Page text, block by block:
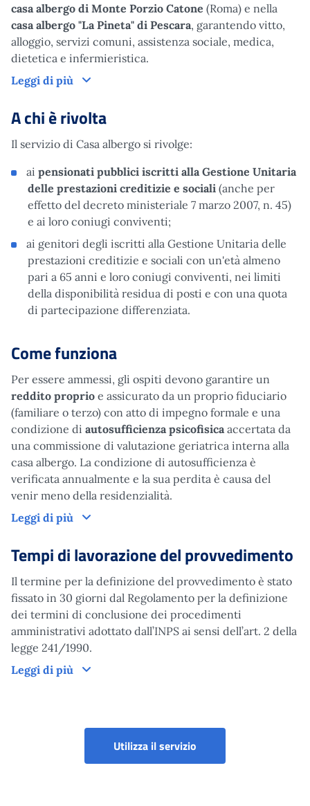
casa albergo di Monte Porzio Catone (Roma) e nella
casa albergo "La Pineta" di Pescara, garantendo vitto,
alloggio, servizi comuni, assistenza sociale, medica,
dietetica e infermieristica.
Leggi di più
Cos'è
A chi è rivolta
Il servizio di Casa albergo si rivolge:
ai pensionati pubblici iscritti alla Gestione Unitaria
delle prestazioni creditizie e sociali (anche per
effetto del decreto ministeriale 7 marzo 2007, n. 45)
e ai loro coniugi conviventi;
ai genitori degli iscritti alla Gestione Unitaria delle
prestazioni creditizie e sociali con un'età almeno
pari a 65 anni e loro coniugi conviventi, nei limiti
della disponibilità residua di posti e con una quota
di partecipazione differenziata.
Come funziona
Per essere ammessi, gli ospiti devono garantire un
reddito proprio e assicurato da un proprio fiduciario
(familiare o terzo) con atto di impegno formale e una
condizione di autosufficienza psicofisica accertata da
una commissione di valutazione geriatrica interna alla
casa albergo. La condizione di autosufficienza è
verificata annualmente e la sua perdita è causa del
venir meno della residenzialità.
Leggi di più
Come funziona
Tempi di lavorazione del provvedimento
Il termine per la definizione del provvedimento è stato
fissato in 30 giorni dal Regolamento per la definizione
dei termini di conclusione dei procedimenti
amministrativi adottato dall’INPS ai sensi dell’art. 2 della
legge 241/1990.
Leggi di più
Tempi di lavorazione del provvedimento
Utilizza il servizio